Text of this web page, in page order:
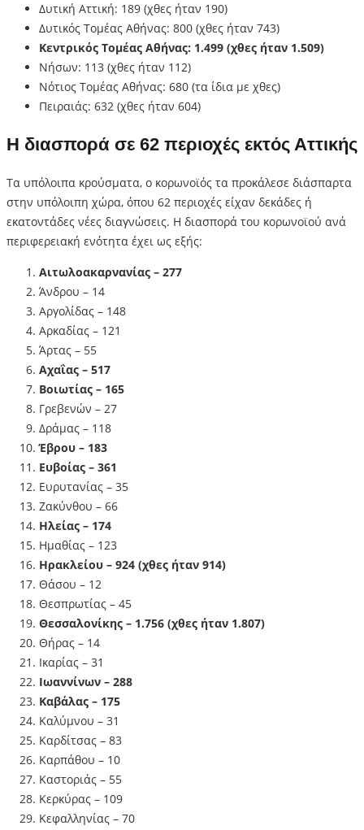
Δυτική Αττική: 189 (χθες ήταν 190)
Δυτικός Τομέας Αθήνας: 800 (χθες ήταν 743)
Κεντρικός Τομέας Αθήνας: 1.499 (χθες ήταν 1.509)
Νήσων: 113 (χθες ήταν 112)
Νότιος Τομέας Αθήνας: 680 (τα ίδια με χθες)
Πειραιάς: 632 (χθες ήταν 604)
Η διασπορά σε 62 περιοχές εκτός Αττικής
Τα υπόλοιπα κρούσματα, ο κορωνοϊός τα προκάλεσε διάσπαρτα
στην υπόλοιπη χώρα, όπου 62 περιοχές είχαν δεκάδες ή
εκατοντάδες νέες διαγνώσεις. Η διασπορά του κορωνοϊού ανά
περιφερειακή ενότητα έχει ως εξής:
Αιτωλοακαρνανίας – 277
Άνδρου – 14
Αργολίδας – 148
Αρκαδίας – 121
Άρτας – 55
Αχαΐας – 517
Βοιωτίας – 165
Γρεβενών – 27
Δράμας – 118
Έβρου – 183
Ευβοίας – 361
Ευρυτανίας – 35
Ζακύνθου – 66
Ηλείας – 174
Ημαθίας – 123
Ηρακλείου – 924 (χθες ήταν 914)
Θάσου – 12
Θεσπρωτίας – 45
Θεσσαλονίκης – 1.756 (χθες ήταν 1.807)
Θήρας – 14
Ικαρίας – 31
Ιωαννίνων – 288
Καβάλας – 175
Καλύμνου – 31
Καρδίτσας – 83
Καρπάθου – 10
Καστοριάς – 55
Κερκύρας – 109
Κεφαλληνίας – 70